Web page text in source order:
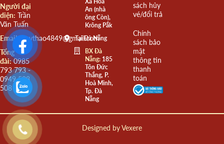
Người đại
diện: Trần
Văn Tuấn
Email: quythao4849@gmail.com
Tổng
đài:0985
793 793 -
0949 508
508
An (nhà
ông Còn),
Krông Pắk
Tại Đà Nẵng
BX Đà
Nẵng:185
Tôn Đức
Thắng, P.
Hoà Minh,
Tp. Đà
Nẵng
sách hủy
vé/đổi trả
Chính
sách bảo
mật
thông tin
thanh
toán
Designed byVexere